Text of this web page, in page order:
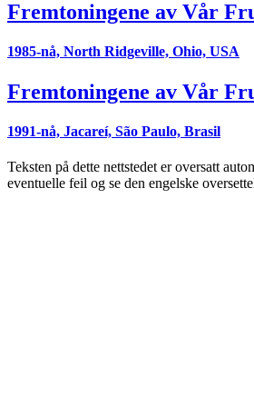
Fremtoningene av Vår
1985-nå, North Ridgeville, Ohio, USA
Fremtoningene av Vår
1991-nå, Jacareí, São Paulo, Brasil
Teksten på dette nettstedet er oversatt
eventuelle feil og se den engelske